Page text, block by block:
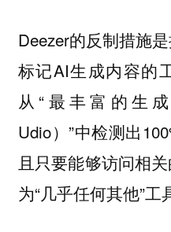
Deezer的反制措施
标记AI生成内容的
从“最丰富的生
Udio）”中检测出
且只要能够访问相
为“几乎任何其他”工